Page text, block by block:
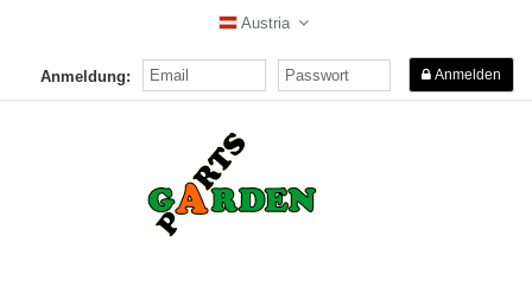
Austria
Anmeldung: Anmelden